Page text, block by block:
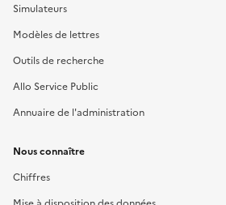
Simulateurs
Modèles de lettres
Outils de recherche
Allo Service Public
Annuaire de l'administration
Nous connaître
Chiffres